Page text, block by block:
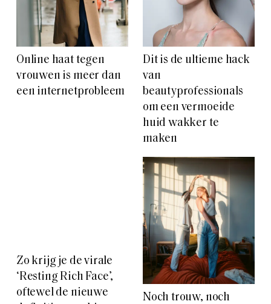
Online haat tegen
vrouwen is meer dan
een internetprobleem
Dit is de ultieme hack
van
beautyprofessionals
om een vermoeide
huid wakker te
maken
Zo krijg je de virale
Noch trouw, noch